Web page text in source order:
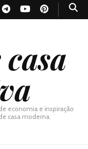
economia e inspiração
casa moderna.